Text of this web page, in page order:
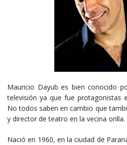
Mauricio Dayub es bien conocido
televisión ya que fue protagonistas
No todos saben en cambio que
y director de teatro en la vecina orilla.
Nació en 1960, en la ciudad de